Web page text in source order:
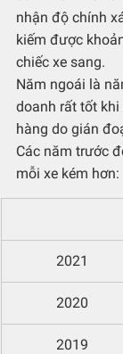
nhận độ chính
kiếm được
chiếc xe sang.
Năm ngoái là
doanh rất tốt
hàng do gián
Các năm trước
mỗi xe kém hơn:
2021
2020
2019